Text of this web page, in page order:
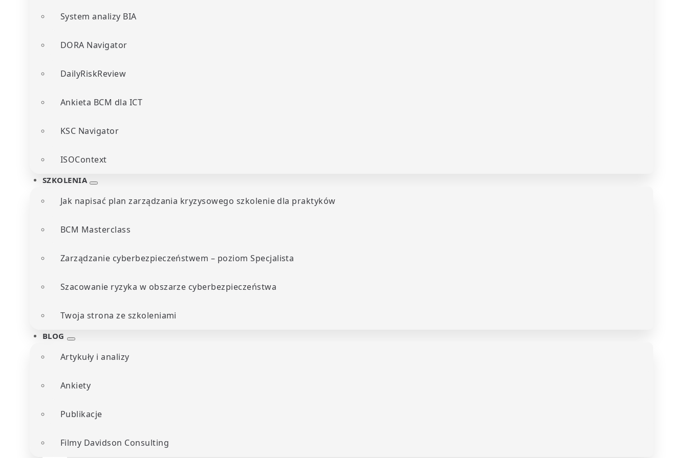
System analizy BIA
DORA Navigator
DailyRiskReview
Ankieta BCM dla ICT
KSC Navigator
ISOContext
SZKOLENIA
Jak napisać plan zarządzania kryzysowego szkolenie dla praktyków
BCM Masterclass
Zarządzanie cyberbezpieczeństwem – poziom Specjalista
Szacowanie ryzyka w obszarze cyberbezpieczeństwa
Twoja strona ze szkoleniami
BLOG
Artykuły i analizy
Ankiety
Publikacje
Filmy Davidson Consulting